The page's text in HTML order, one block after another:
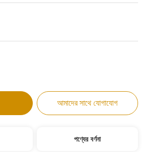
আমাদের সাথে যোগাযোগ
পণ্যের বর্ণনা